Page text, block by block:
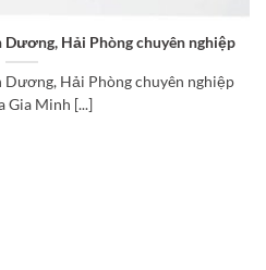
Hải Phòng chuyên nghiệp
Hải Phòng chuyên nghiệp
Gia Minh [...]